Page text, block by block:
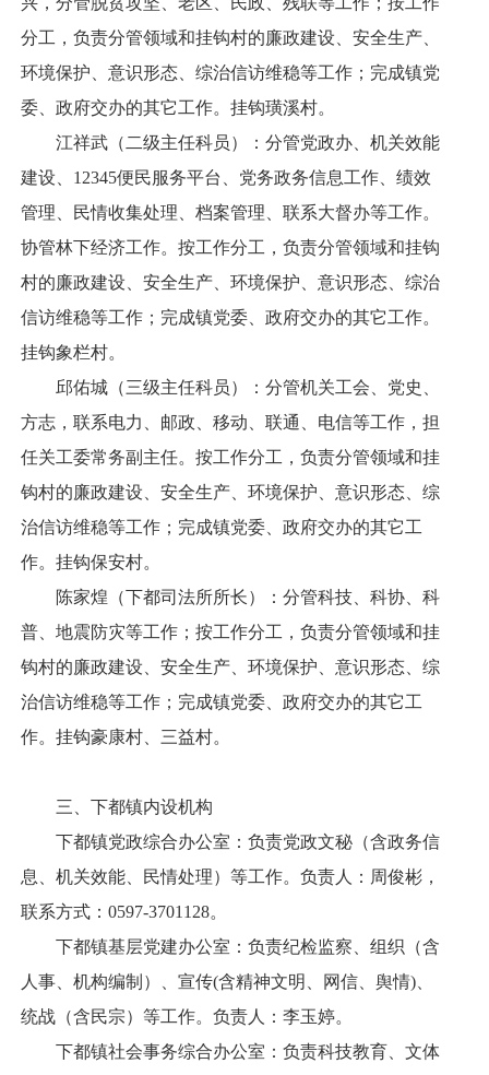
分工，负责分管领域和挂钩村的廉政建设、安全生产、
环境保护、意识形态、综治信访维稳等工作；完成镇党
委、政府交办的其它工作。挂钩璜溪村。
江祥武（二级主任科员）：分管党政办、机关效能
建设、12345便民服务平台、党务政务信息工作、绩效
管理、民情收集处理、档案管理、联系大督办等工作。
协管林下经济工作。按工作分工，负责分管领域和挂钩
村的廉政建设、安全生产、环境保护、意识形态、综治
信访维稳等工作；完成镇党委、政府交办的其它工作。
挂钩象栏村。
邱佑城（三级主任科员）：分管机关工会、党史、
方志，联系电力、邮政、移动、联通、电信等工作，担
任关工委常务副主任。按工作分工，负责分管领域和挂
钩村的廉政建设、安全生产、环境保护、意识形态、综
治信访维稳等工作；完成镇党委、政府交办的其它工
作。挂钩保安村。
陈家煌（下都司法所所长）：分管科技、科协、科
普、地震防灾等工作；按工作分工，负责分管领域和挂
钩村的廉政建设、安全生产、环境保护、意识形态、综
治信访维稳等工作；完成镇党委、政府交办的其它工
作。挂钩豪康村、三益村。
三、下都镇内设机构
下都镇党政综合办公室：负责党政文秘（含政务信
息、机关效能、民情处理）等工作。负责人：周俊彬，
联系方式：0597-3701128。
下都镇基层党建办公室：负责纪检监察、组织（含
人事、机构编制）、宣传(含精神文明、网信、舆情)、
统战（含民宗）等工作。负责人：李玉婷。
下都镇社会事务综合办公室：负责科技教育、文体